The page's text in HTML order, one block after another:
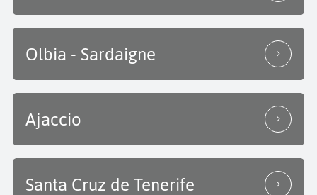
Olbia - Sardaigne
Ajaccio
Santa Cruz de Tenerife